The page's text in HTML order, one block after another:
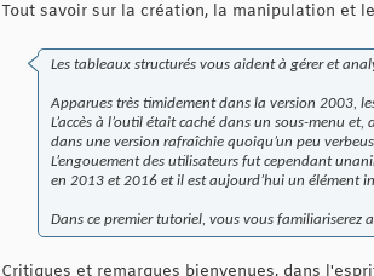
Tout savoir sur la création, la manipulation et
Les tableaux structurés vous aident à gérer et
Apparues très timidement dans la version 2003,
L’accès à l’outil était caché dans un sous-menu
dans une version rafraîchie quoiqu’un peu
L’engouement des utilisateurs fut cependant
en 2013 et 2016 et il est aujourd’hui un élément
Dans ce premier tutoriel, vous vous familiariserez